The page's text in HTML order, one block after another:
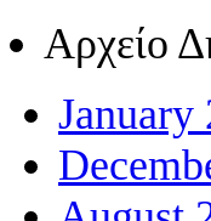
Αρχείο
January